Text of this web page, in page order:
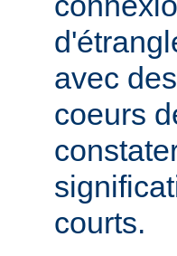
avec
coeurs
courts.